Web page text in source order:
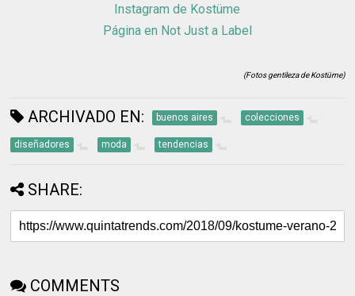
Instagram de Kostüme
Página en Not Just a Label
(Fotos gentileza de Kostüme)
ARCHIVADO EN: buenos aires colecciones
diseñadores moda tendencias
SHARE:
COMMENTS